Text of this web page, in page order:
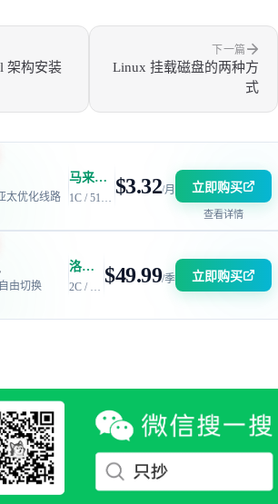
架构安装
下一篇
Linux 挂载磁盘的两种方
式
太优化线路
马来西亚 | 电信 GIA + 联通 9929 | 优惠码：AFF2377-DEV $3.32/月 立即购买
查看详情
由切换
洛杉矶 DC6 机房 | 电信 / 联通 CN2 GIA + 移动 CMIN2 $49.99/季 立即购买